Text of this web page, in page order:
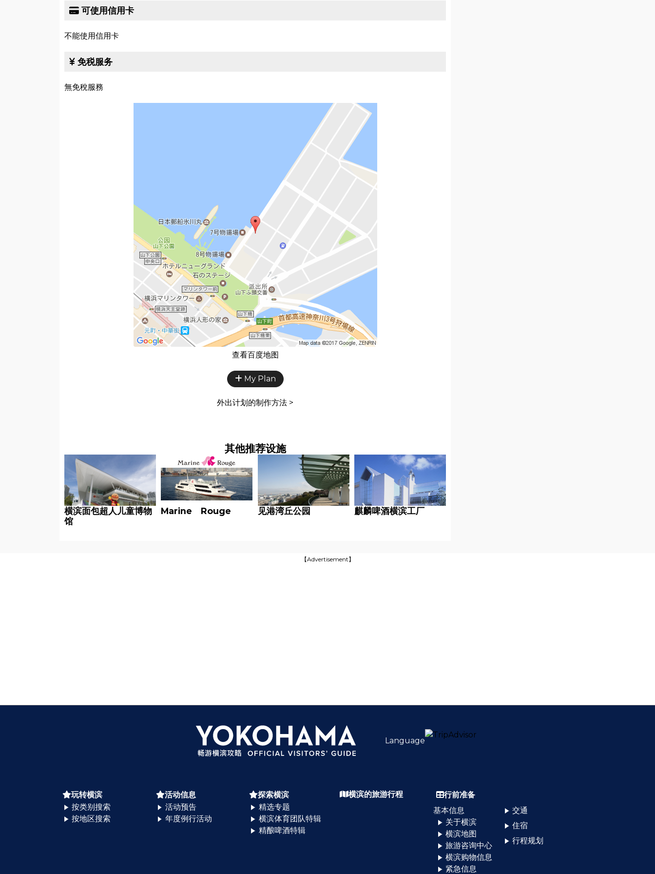
可使用信用卡
不能使用信用卡
免税服务
無免稅服務
查看百度地图
My Plan
外出计划的制作方法 >
其他推荐设施
横滨面包超人儿童博物
馆
Marine Rouge 见港湾丘公园 麒麟啤酒横滨工厂
【Advertisement】
Language
玩转横滨
按类别搜索
按地区搜索
活动信息
活动预告
年度例行活动
探索横滨
精选专题
横滨体育团队特辑
精酿啤酒特辑
横滨的旅游行程
行前准备
基本信息
关于横滨
横滨地图
旅游咨询中心
横滨购物信息
紧急信息
交通
住宿
行程规划